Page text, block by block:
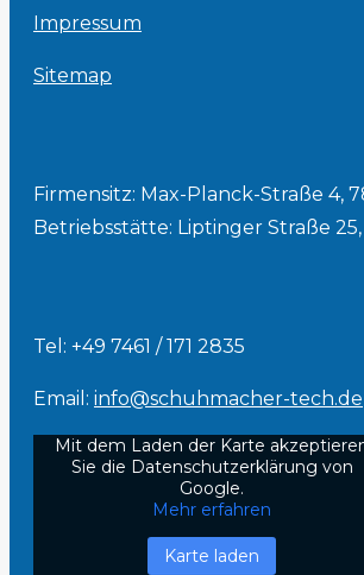
Impressum
Sitemap
Firmensitz: Max-Planck-Straße 4,
Betriebsstätte: Liptinger Straße
Tel: +49 7461 / 171 2835
Email: info@schuhmacher-tech.de
Mit dem Laden der Karte
Sie die Datenschutzerklärung von
Google.
Mehr erfahren
Karte laden